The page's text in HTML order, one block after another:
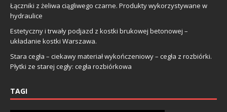
Łączniki z żeliwa ciągliwego czarne. Produkty wykorzystywane w
hydraulice
Estetyczny i trwały podjazd z kostki brukowej betonowej –
układanie kostki Warszawa.
Stara cegła – ciekawy materiał wykończeniowy – cegła z rozbiórki.
Płytki ze starej cegły: cegła rozbiórkowa
TAGI